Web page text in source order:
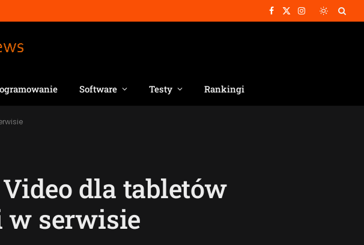
Facebook
X
Instagram
Software Testy Rankingi
dla tabletów
w serwisie